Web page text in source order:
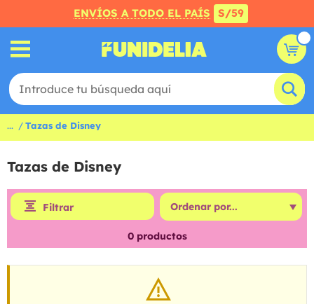
ENVÍOS A TODO EL PAÍS S/59
... Tazas de Disney
Tazas de Disney
Filtrar
0productos